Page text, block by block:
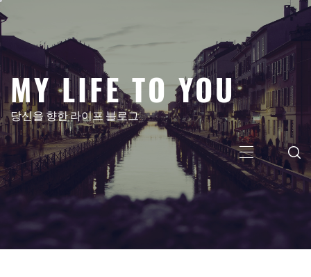
텐
건
뛰
기
MY LIFE TO YOU
당신을 향한 라이프 블로그
주
메
뉴